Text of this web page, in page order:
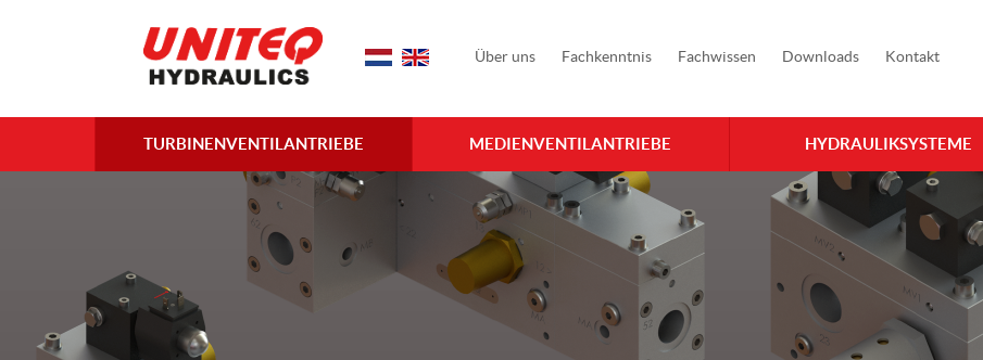
Über uns Fachkenntnis Fachwissen Downloads Kontakt
TURBINENVENTILANTRIEBE MEDIENVENTILANTRIEBE HYDRAULIKSYSTEME